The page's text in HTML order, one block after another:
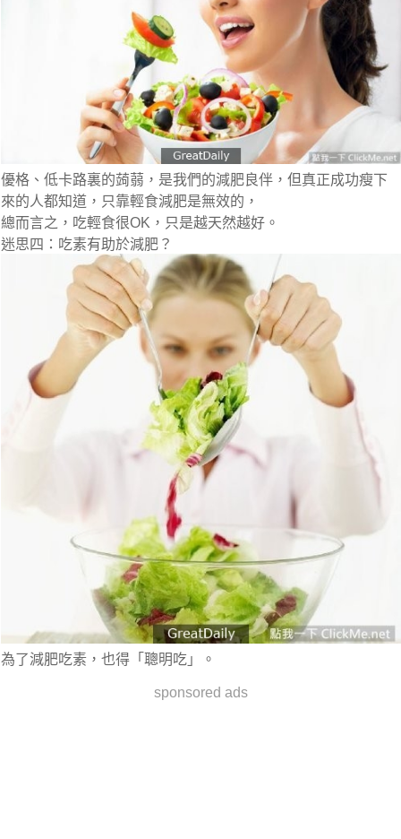
優格、低卡路裏的蒟蒻，是我們的減肥良伴，但真正成功瘦下
來的人都知道，只靠輕食減肥是無效的，
總而言之，吃輕食很OK，只是越天然越好。
迷思四：吃素有助於減肥？
為了減肥吃素，也得 「聰明吃」 。
sponsored ads